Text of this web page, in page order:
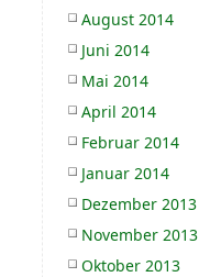
August 2014
Juni 2014
Mai 2014
April 2014
Februar 2014
Januar 2014
Dezember 2013
November 2013
Oktober 2013